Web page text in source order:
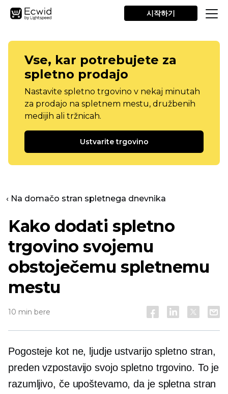
시작하기
Vse, kar potrebujete za
spletno prodajo
Nastavite spletno trgovino v nekaj minutah
za prodajo na spletnem mestu, družbenih
medijih ali tržnicah.
Ustvarite trgovino
‹ Na domačo stran spletnega dnevnika
Kako dodati spletno
trgovino svojemu
obstoječemu spletnemu
mestu
10 min bere
Pogosteje kot ne, ljudje ustvarijo spletno stran,
preden vzpostavijo svojo spletno trgovino. To je
razumljivo, če upoštevamo, da je spletna stran